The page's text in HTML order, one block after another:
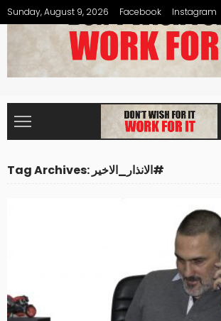
Sunday, August 9, 2026 Facebook Instagram
Tag Archives: الانذار_الاخير#